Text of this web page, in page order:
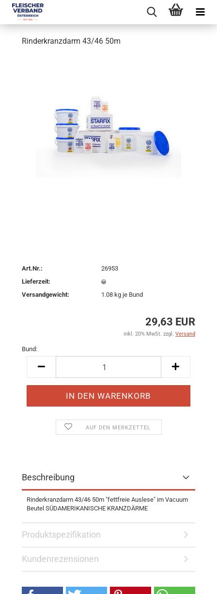
Rinderkranzdarm 43/46 50m
Art.Nr.:
26953
Lieferzeit:
Versandgewicht:
1.08 kg je Bund
29,63 EUR
inkl. 20% MwSt. zzgl. Versand
Bund:
AUF DEN MERKZETTEL
Beschreibung
Rinderkranzdarm 43/46 50m "fettfreie Auslese" im Vacuum
Beutel SÜDAMERIKANISCHE KRANZDÄRME
Produktspezifikation
Kundenrezensionen